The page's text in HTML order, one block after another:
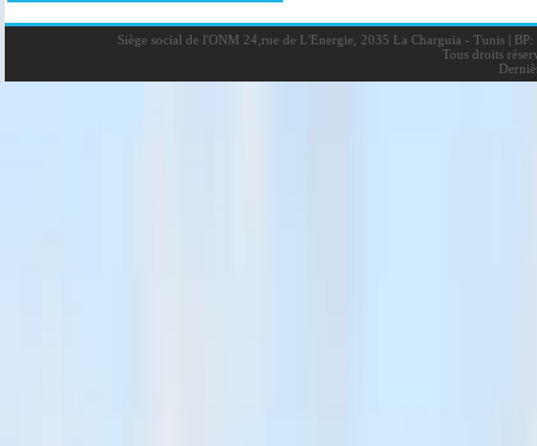
Siège social de l'ONM 24,rue de L'Energie, 2035 La Charguia - Tunis |BP:
Tous droits